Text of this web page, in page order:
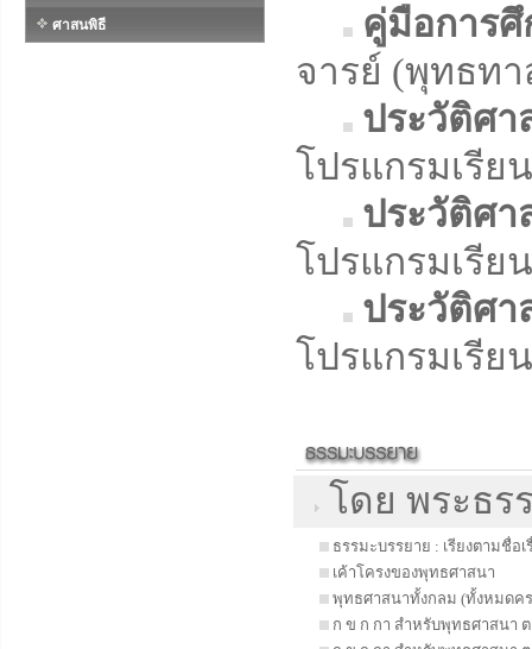
ศาสนพิธี
คู่มือการ
จารย์ (พุทธท
ประวัติศ
โปรแกรมเรีย
ประวัติศ
โปรแกรมเรีย
ประวัติศ
โปรแกรมเรีย
โดย พระธร
ธรรมะบรรยาย : เรียงตามชื่อเ
เค้าโครงของพุทธศาสนา
พุทธศาสนาทั้งกลม (ทั้งหมดค
ก ข ก กา สำหรับพุทธศาสนา